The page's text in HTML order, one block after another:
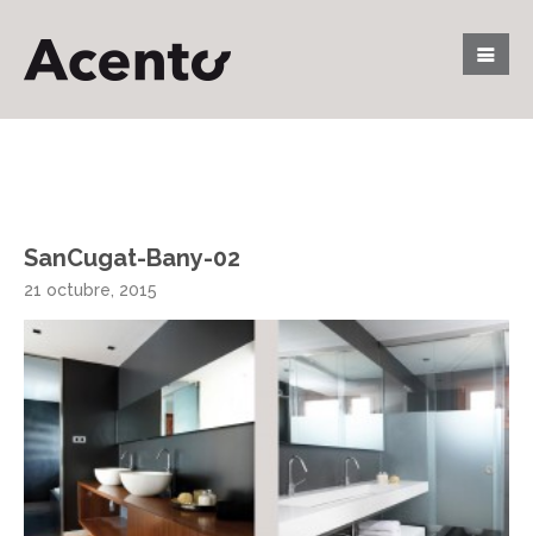
SanCugat-Bany-02
21 octubre, 2015